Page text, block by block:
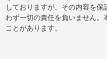
しておりますが、その内容を
わず一切の責任を負いません
ことがあります。